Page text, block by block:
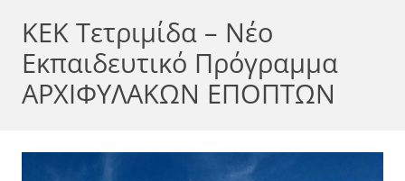
ΚΕΚ Τετριμίδα – Νέο
Εκπαιδευτικό Πρόγραμμα
ΑΡΧΙΦΥΛΑΚΩΝ ΕΠΟΠΤΩΝ